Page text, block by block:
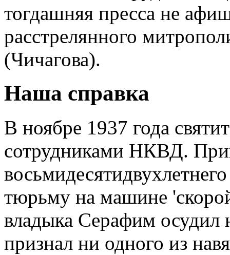
тогдашняя пресса не
расстрелянного
(Чичагова).
Наша справка
В ноябре 1937 года
сотрудниками НКВД.
тюрьму на машине
владыка Серафим осудил
признал ни одного из